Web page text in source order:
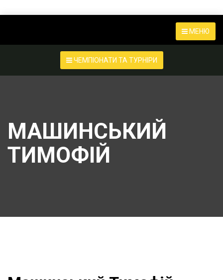
МЕНЮ
ЧЕМПІОНАТИ ТА ТУРНІРИ
МАШИНСЬКИЙ
ТИМОФІЙ